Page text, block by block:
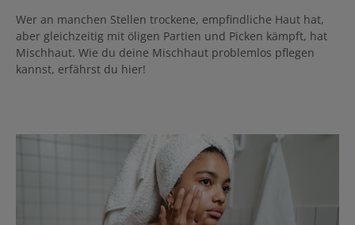
Wer an manchen Stellen trockene, empfindliche Haut hat,
aber gleichzeitig mit öligen Partien und Picken kämpft, hat
Mischhaut. Wie du deine Mischhaut problemlos pflegen
kannst, erfährst du hier!